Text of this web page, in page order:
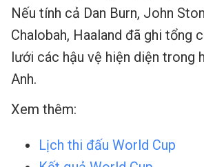
Nếu tính cả Dan Burn, John
Chalobah, Haaland đã ghi tổng
lưới các hậu vệ hiện diện trong
Anh.
Xem thêm:
Lịch thi đấu World Cup